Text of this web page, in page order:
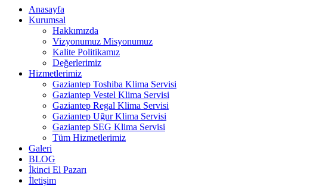
Anasayfa
Kurumsal
Hakkımızda
Vizyonumuz Misyonumuz
Kalite Politikamız
Değerlerimiz
Hizmetlerimiz
Gaziantep Toshiba Klima Servisi
Gaziantep Vestel Klima Servisi
Gaziantep Regal Klima Servisi
Gaziantep Uğur Klima Servisi
Gaziantep SEG Klima Servisi
Tüm Hizmetlerimiz
Galeri
BLOG
İkinci El Pazarı
İletişim